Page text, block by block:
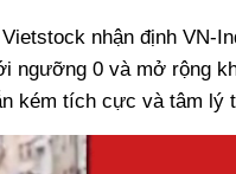
nhận định VN-
ngưỡng 0 và mở rộng
kém tích cực và tâm lý